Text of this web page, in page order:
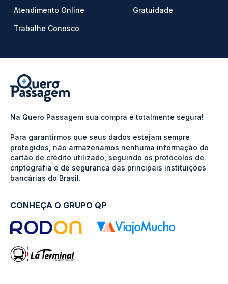
Atendimento Online
Trabalhe Conosco
Gratuidade
Na Quero Passagem sua compra é totalmente segura!
Para garantirmos que seus dados estejam sempre
protegidos, não armazenamos nenhuma informação do
cartão de crédito utilizado, seguindo os protocolos de
criptografia e de segurança das principais instituições
bancárias do Brasil.
CONHEÇA O GRUPO QP